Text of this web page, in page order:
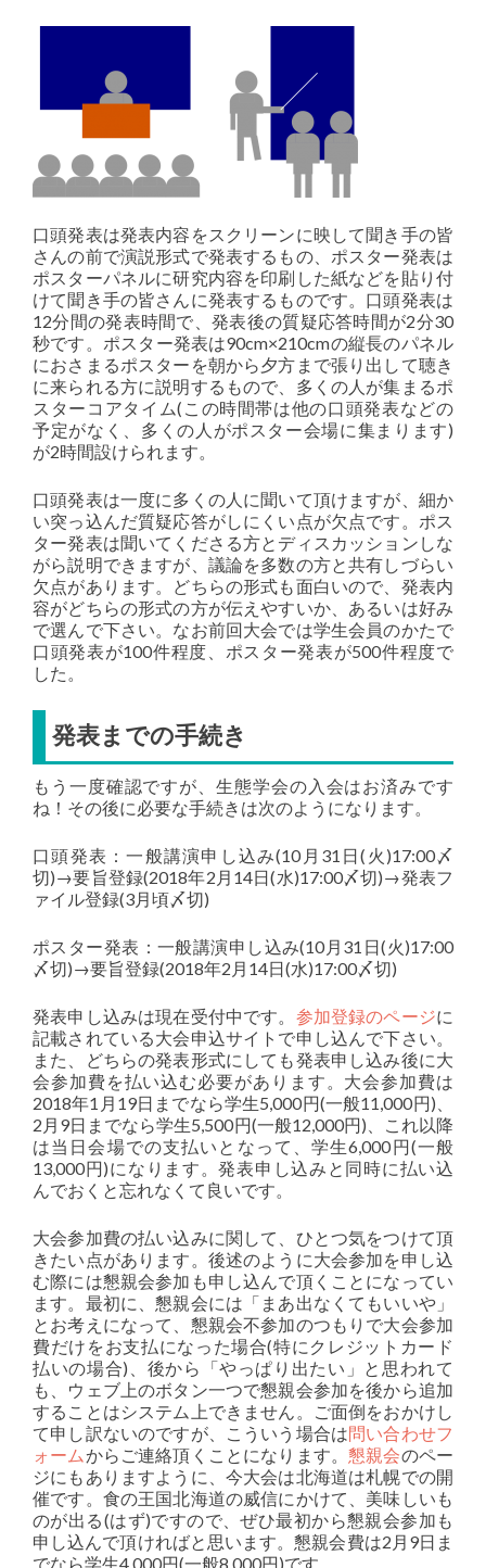
口頭発表は発表内容をスクリーンに映して聞き手の皆
さんの前で演説形式で発表するもの、ポスター発表は
ポスターパネルに研究内容を印刷した紙などを貼り付
けて聞き手の皆さんに発表するものです。口頭発表は
12分間の発表時間で、発表後の質疑応答時間が2分30
秒です。ポスター発表は90cm×210cmの縦長のパネル
におさまるポスターを朝から夕方まで張り出して聴き
に来られる方に説明するもので、多くの人が集まるポ
スターコアタイム(この時間帯は他の口頭発表などの
予定がなく、多くの人がポスター会場に集まります)
が2時間設けられます。
口頭発表は一度に多くの人に聞いて頂けますが、細か
い突っ込んだ質疑応答がしにくい点が欠点です。ポス
ター発表は聞いてくださる方とディスカッションしな
がら説明できますが、議論を多数の方と共有しづらい
欠点があります。どちらの形式も面白いので、発表内
容がどちらの形式の方が伝えやすいか、あるいは好み
で選んで下さい。なお前回大会では学生会員のかたで
口頭発表が100件程度、ポスター発表が500件程度で
した。
発表までの手続き
もう一度確認ですが、生態学会の入会はお済みです
ね！その後に必要な手続きは次のようになります。
口頭発表：一般講演申し込み(10月31日(火)17:00〆
切)→要旨登録(2018年2月14日(水)17:00〆切)→発表フ
ァイル登録(3月頃〆切)
ポスター発表：一般講演申し込み(10月31日(火)17:00
〆切)→要旨登録(2018年2月14日(水)17:00〆切)
発表申し込みは現在受付中です。 参加登録のページに
記載されている大会申込サイトで申し込んで下さい。
また、どちらの発表形式にしても発表申し込み後に大
会参加費を払い込む必要があります。大会参加費は
2018年1月19日までなら学生5,000円(一般11,000円)、
2月9日までなら学生5,500円(一般12,000円)、これ以降
は当日会場での支払いとなって、学生6,000円(一般
13,000円)になります。発表申し込みと同時に払い込
んでおくと忘れなくて良いです。
大会参加費の払い込みに関して、ひとつ気をつけて頂
きたい点があります。後述のように大会参加を申し込
む際には懇親会参加も申し込んで頂くことになってい
ます。最初に、懇親会には「まあ出なくてもいいや」
とお考えになって、懇親会不参加のつもりで大会参加
費だけをお支払になった場合(特にクレジットカード
払いの場合)、後から「やっぱり出たい」と思われて
も、ウェブ上のボタン一つで懇親会参加を後から追加
することはシステム上できません。ご面倒をおかけし
て申し訳ないのですが、こういう場合は問い合わせフ
ォームからご連絡頂くことになります。懇親会のペー
ジにもありますように、今大会は北海道は札幌での開
催です。食の王国北海道の威信にかけて、美味しいも
のが出る(はず)ですので、ぜひ最初から懇親会参加も
申し込んで頂ければと思います。懇親会費は2月9日ま
でなら学生4,000円(一般8,000円)です。